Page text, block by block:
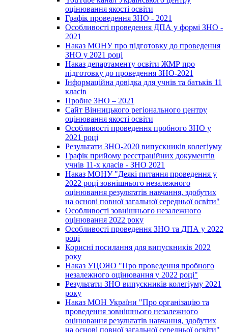
оцінювання якості освіти
Графік проведення ЗНО - 2021
Особливості проведення ДПА у формі ЗНО -
2021
Наказ МОНУ про підготовку до проведення
ЗНО у 2021 році
Наказ департаменту освіти ЖМР про
підготовку до проведення ЗНО-2021
Інформаційна довідка для учнів та батьків 11
класів
Пробне ЗНО – 2021
Сайт Вінницького регіонального центру
оцінювання якості освіти
Особливості проведення пробного ЗНО у
2021 році
Результати ЗНО-2020 випускників колегіуму
Графік прийому реєстраційних документів
учнів 11-х класів - ЗНО 2021
Наказ МОНУ "Деякі питання проведення у
2022 році зовнішнього незалежного
оцінювання результатів навчання, здобутих
на основі повної загальної середньої освіти"
Особливості зовнішнього незалежного
оцінювання 2022 року
Особливості проведення ЗНО та ДПА у 2022
році
Корисні посилання для випускників 2022
року
Наказ УЦОЯО "Про проведення пробного
незалежного оцінювання у 2022 році"
Результати ЗНО випускників колегіуму 2021
року
Наказ МОН України "Про організацію та
проведення зовнішнього незалежного
оцінювання результатів навчання, здобутих
на основі повної загальної середньої освіти"